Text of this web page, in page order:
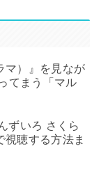
マ）』を見なが
てまう「マル
ずいろ さくら
視聴する方法ま